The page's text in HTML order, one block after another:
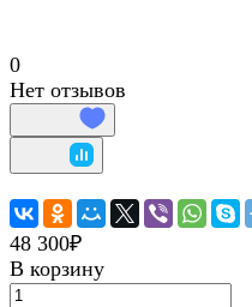
0
Нет отзывов
48 300₽
В корзину